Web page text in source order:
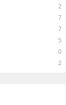
2
7
7
5
0
2